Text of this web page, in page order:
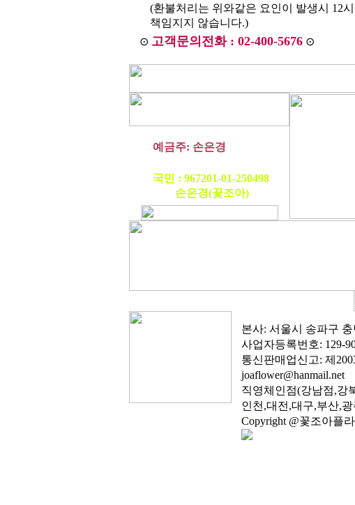
(환불처리는 위와같은 요인이 발생시 12
책임지지 않습니다.)
⊙ 고객문의전화 : 02-400-5676 ⊙
예금주: 손은경
국민 : 967201-01-250498
손은경(꽃조아)
본사: 서울시 송파구 충
사업자등록번호: 129-
통신판매업신고: 제
joaflower@hanmail.net
직영체인점(강남점,강
인천,대전,대구,부산,
Copyright @꽃조아플